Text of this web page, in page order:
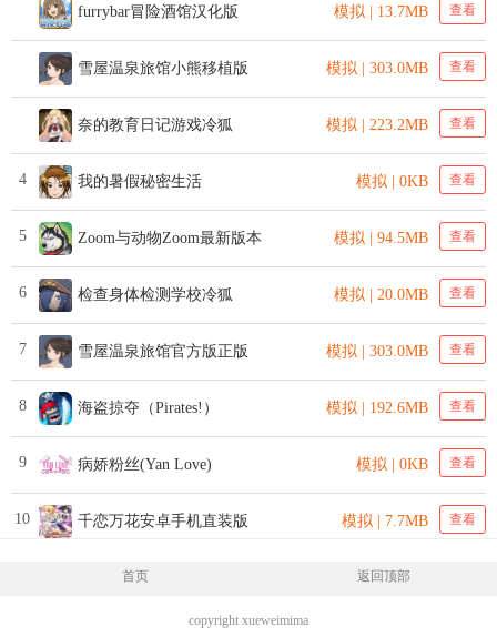
furrybar冒险酒馆汉化版 模拟 | 13.7MB 查看
雪屋温泉旅馆小熊移植版 模拟 | 303.0MB 查看
奈的教育日记游戏冷狐 模拟 | 223.2MB 查看
4 我的暑假秘密生活 模拟 | 0KB 查看
5 Zoom与动物Zoom最新版本 模拟 | 94.5MB 查看
6 检查身体检测学校冷狐 模拟 | 20.0MB 查看
7 雪屋温泉旅馆官方版正版 模拟 | 303.0MB 查看
8 海盗掠夺（Pirates!） 模拟 | 192.6MB 查看
9 病娇粉丝(Yan Love) 模拟 | 0KB 查看
10 千恋万花安卓手机直装版 模拟 | 7.7MB 查看
首页 返回顶部
copyright xueweimima